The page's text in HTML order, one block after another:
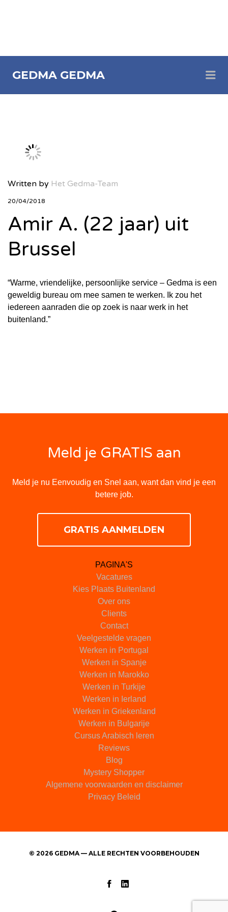
GEDMA GEDMA
Written by Het Gedma-Team
20/04/2018
Amir A. (22 jaar) uit
Brussel
“Warme, vriendelijke, persoonlijke service – Gedma is een
geweldig bureau om mee samen te werken. Ik zou het
iedereen aanraden die op zoek is naar werk in het
buitenland.”
Meld je GRATIS aan
Meld je nu Eenvoudig en Snel aan, want dan vind je een
betere job.
GRATIS AANMELDEN
PAGINA'S
Vacatures
Kies Plaats Buitenland
Over ons
Clients
Contact
Veelgestelde vragen
Werken in Portugal
Werken in Spanje
Werken in Marokko
Werken in Turkije
Werken in Ierland
Werken in Griekenland
Werken in Bulgarije
Cursus Arabisch leren
Reviews
Blog
Mystery Shopper
Algemene voorwaarden en disclaimer
Privacy Beleid
© 2026 GEDMA — ALLE RECHTEN VOORBEHOUDEN
Facebook
Linked